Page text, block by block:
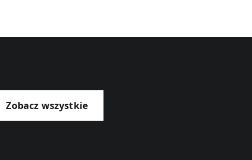
Zobacz wszystkie